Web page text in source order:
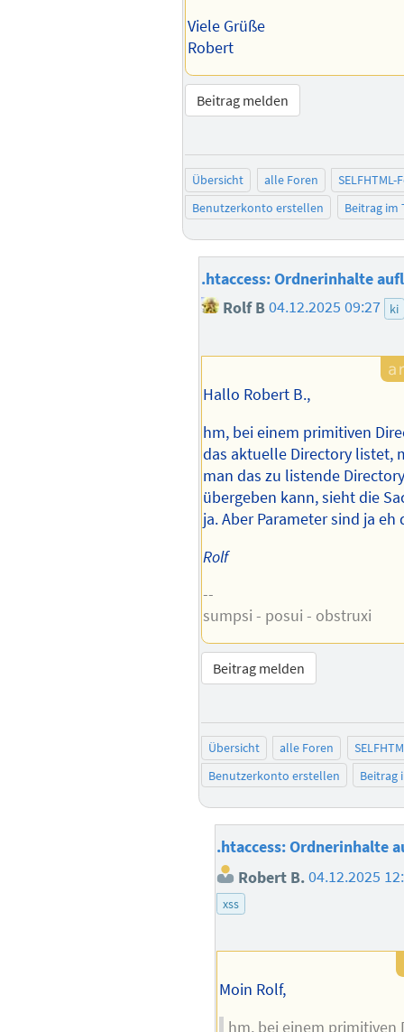
Viele Grüße
Robert
Beitrag melden
Übersicht alle Foren
SELFHTML-
Benutzerkonto erstellen
Beitrag im
.htaccess: Ordnerinhalte
Rolf B04.12.2025 09:27 ki
Hallo Robert B.,
hm, bei einem primitiven
das aktuelle Directory listet,
man das zu listende
übergeben kann, sieht die
ja. Aber Parameter sind ja
Rolf
--
sumpsi - posui - obstruxi
Beitrag melden
Übersicht alle Foren
Benutzerkonto erstellen
Beitrag
.htaccess: Ordnerinhalte
Robert B.04.12.2025
xss
Moin Rolf,
hm, bei einem primitiven